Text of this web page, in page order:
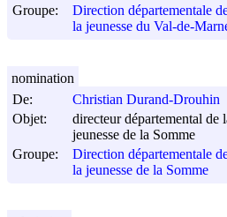
Groupe:
Direction départementale
la jeunesse du Val-de-
De:
Christian Durand-Drouhin
Objet:
directeur départemental de
jeunesse de la Somme
Groupe:
Direction départementale
la jeunesse de la Somme
nomination